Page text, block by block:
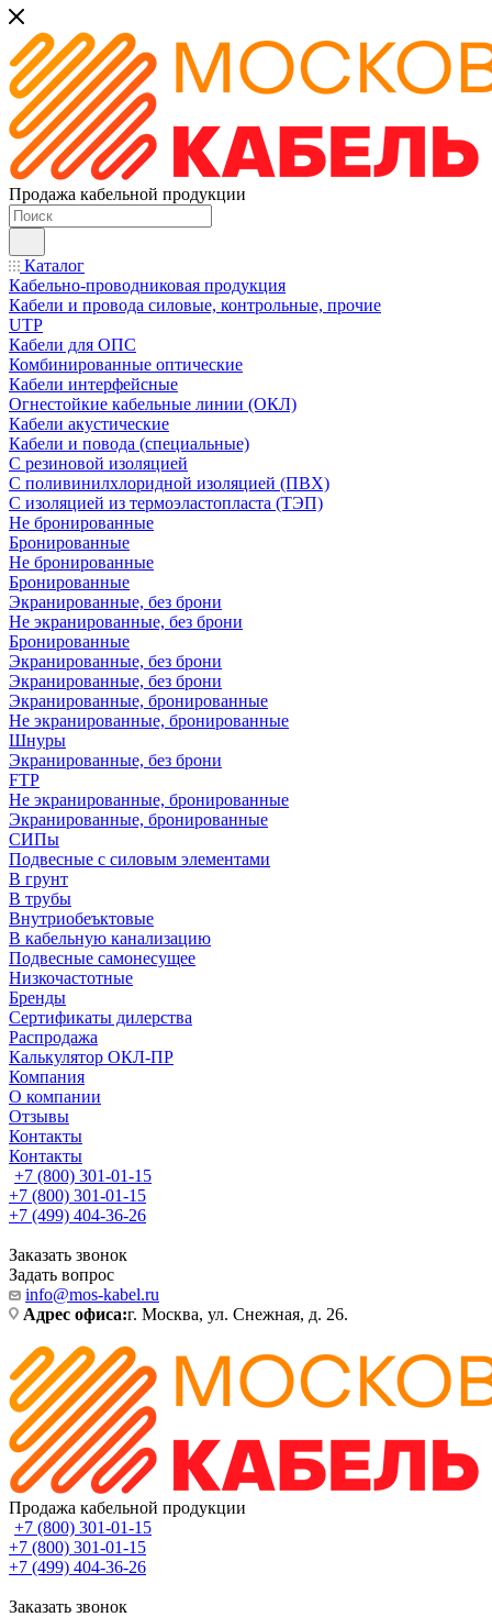
Продажа кабельной продукции
Каталог
Кабельно-проводниковая продукция
Кабели и провода силовые, контрольные, прочие
UTP
Кабели для ОПС
Комбинированные оптические
Кабели интерфейсные
Огнестойкие кабельные линии (ОКЛ)
Кабели акустические
Кабели и повода (специальные)
С резиновой изоляцией
С поливинилхлоридной изоляцией (ПВХ)
С изоляцией из термоэластопласта (ТЭП)
Не бронированные
Бронированные
Не бронированные
Бронированные
Экранированные, без брони
Не экранированные, без брони
Бронированные
Экранированные, без брони
Экранированные, без брони
Экранированные, бронированные
Не экранированные, бронированные
Шнуры
Экранированные, без брони
FTP
Не экранированные, бронированные
Экранированные, бронированные
СИПы
Подвесные с силовым элементами
В грунт
В трубы
Внутриобеъктовые
В кабельную канализацию
Подвесные самонесущее
Низкочастотные
Бренды
Сертификаты дилерства
Распродажа
Калькулятор ОКЛ-ПР
Компания
О компании
Отзывы
Контакты
Контакты
+7 (800) 301-01-15
+7 (800) 301-01-15
+7 (499) 404-36-26
Заказать звонок
Задать вопрос
info@mos-kabel.ru
Адрес офиса:г. Москва, ул. Снежная, д. 26.
Продажа кабельной продукции
+7 (800) 301-01-15
+7 (800) 301-01-15
+7 (499) 404-36-26
Заказать звонок